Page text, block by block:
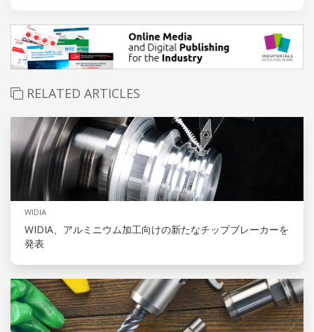
RELATED ARTICLES
WIDIA
WIDIA、アルミニウム加工向けの新たなチップブレーカーを
発表